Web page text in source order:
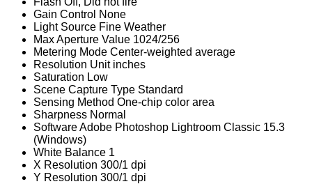
Gain Control None
Light Source Fine Weather
Max Aperture Value 1024/256
Metering Mode Center-weighted average
Resolution Unit inches
Saturation Low
Scene Capture Type Standard
Sensing Method One-chip color area
Sharpness Normal
SoftwareAdobe Photoshop Lightroom Classic 15.3
(Windows)
White Balance 1
X Resolution 300/1 dpi
Y Resolution 300/1 dpi